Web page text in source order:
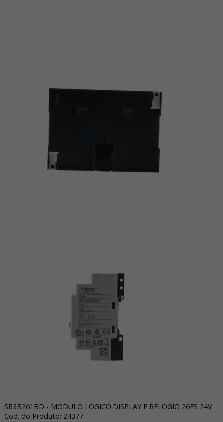
SR3B261BD - MODULO LOGICO DISPLAY E RELOGIO 26ES 24V
Cod. do Produto: 24377